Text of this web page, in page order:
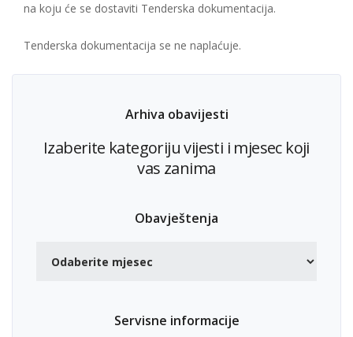
na koju će se dostaviti Tenderska dokumentacija.
Tenderska dokumentacija se ne naplaćuje.
Arhiva obavijesti
Izaberite kategoriju vijesti i mjesec koji
vas zanima
Obavještenja
Servisne informacije